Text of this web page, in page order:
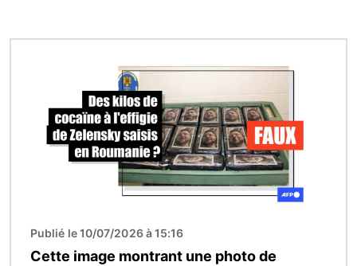
Publié le 10/07/2026 à 15:16
Cette image montrant une photo de